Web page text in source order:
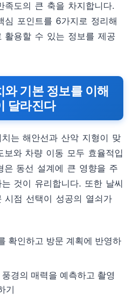
족도의 큰 축을 차지합니다.
심 포인트를 6가지로 정리해
활용할 수 있는 정보를 제공
와 기본 정보를 이해
달라진다
는 해안선과 산악 지형이 맞
보와 차량 이동 모두 효율적입
은 동선 설계에 큰 영향을 주
것이 유리합니다. 또한 날씨
시점 선택이 성공의 열쇠가
확인하고 방문 계획에 반영하
경의 매력을 예측하고 촬영
기